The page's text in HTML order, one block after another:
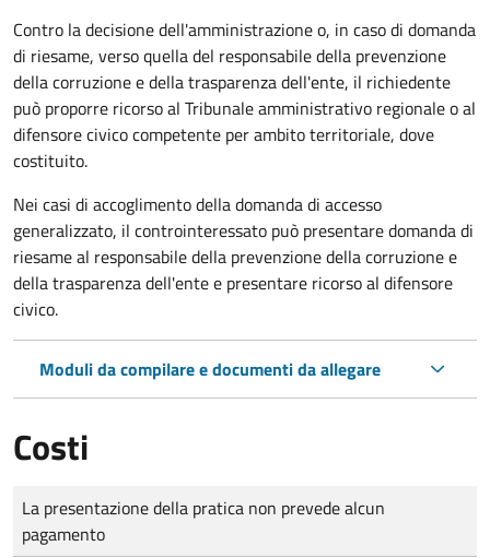
Contro la decisione dell'amministrazione o, in caso di domanda
di riesame, verso quella del responsabile della prevenzione
della corruzione e della trasparenza dell'ente, il richiedente
può proporre ricorso al Tribunale amministrativo regionale o al
difensore civico competente per ambito territoriale, dove
costituito.
Nei casi di accoglimento della domanda di accesso
generalizzato, il controinteressato può presentare domanda di
riesame al responsabile della prevenzione della corruzione e
della trasparenza dell'ente e presentare ricorso al difensore
civico.
Moduli da compilare e documenti da allegare
Costi
Tipo di pagamento
Importo
La presentazione della pratica non prevede alcun
pagamento